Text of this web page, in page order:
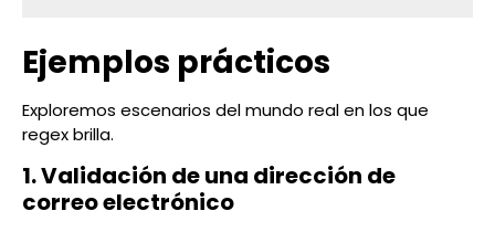
Ejemplos prácticos
Exploremos escenarios del mundo real en los que
regex brilla.
1. Validación de una dirección de
correo electrónico